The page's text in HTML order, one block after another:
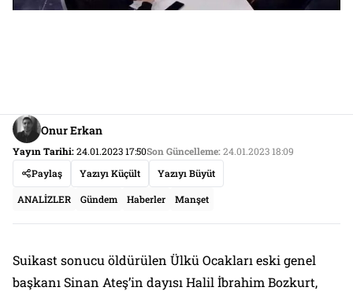
Onur Erkan
Yayın Tarihi:24.01.2023 17:50Son Güncelleme:24.01.2023 18:09
Paylaş
Yazıyı Küçült Yazıyı Büyüt
ANALİZLER Gündem Haberler Manşet
Suikast sonucu öldürülen Ülkü Ocakları eski genel
başkanı Sinan Ateş’in dayısı Halil İbrahim Bozkurt,